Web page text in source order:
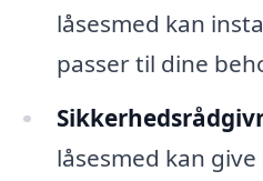
låsesmed kan
passer til dine
låsesmed kan